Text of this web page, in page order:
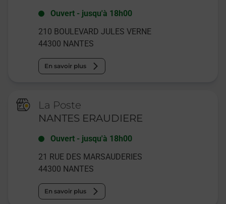
Ouvert - jusqu'à 18h00
210 BOULEVARD JULES VERNE
44300 NANTES
En savoir plus
La Poste
NANTES ERAUDIERE
Ouvert - jusqu'à 18h00
21 RUE DES MARSAUDERIES
44300 NANTES
En savoir plus